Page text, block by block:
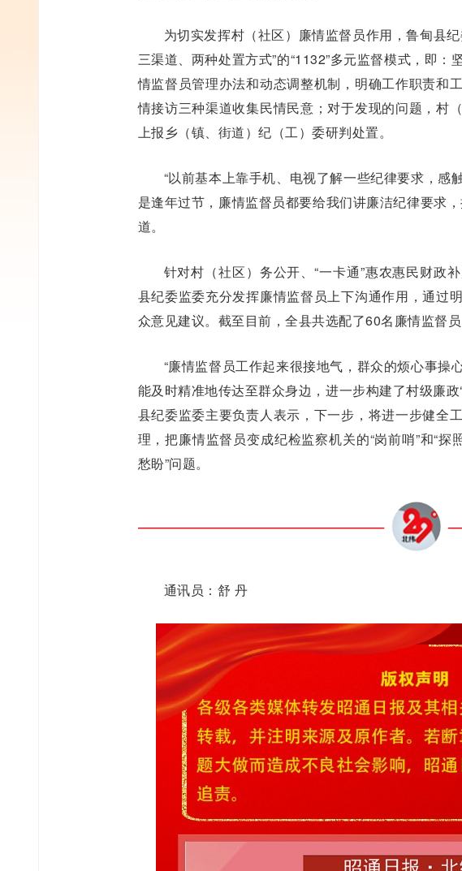
为切实发挥村（社区）廉情监督员作用，鲁甸县
三渠道、两种处置方式”的“1132”多元监督模式，即
情监督员管理办法和动态调整机制，明确工作职责和
情接访三种渠道收集民情民意；对于发现的问题，村
上报乡（镇、街道）纪（工）委研判处置。
“以前基本上靠手机、电视了解一些纪律要求，感
是逢年过节，廉情监督员都要给我们讲廉洁纪律要求
道。
针对村（社区）务公开、“一卡通”惠农惠民财政
县纪委监委充分发挥廉情监督员上下沟通作用，通过
众意见建议。截至目前，全县共选配了60名廉情监督员
“廉情监督员工作起来很接地气，群众的烦心事操
能及时精准地传达至群众身边，进一步构建了村级廉政
县纪委监委主要负责人表示，下一步，将进一步健全
理，把廉情监督员变成纪检监察机关的“岗前哨”和“探
愁盼”问题。
通讯员：舒 丹